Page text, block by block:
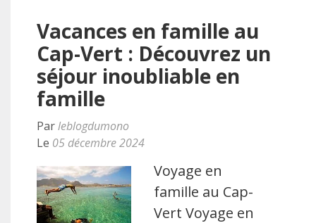
Vacances en famille au
Cap-Vert : Découvrez un
séjour inoubliable en
famille
Parleblogdumono
Le 05 décembre 2024
Voyage en
famille au Cap-
Vert Voyage en